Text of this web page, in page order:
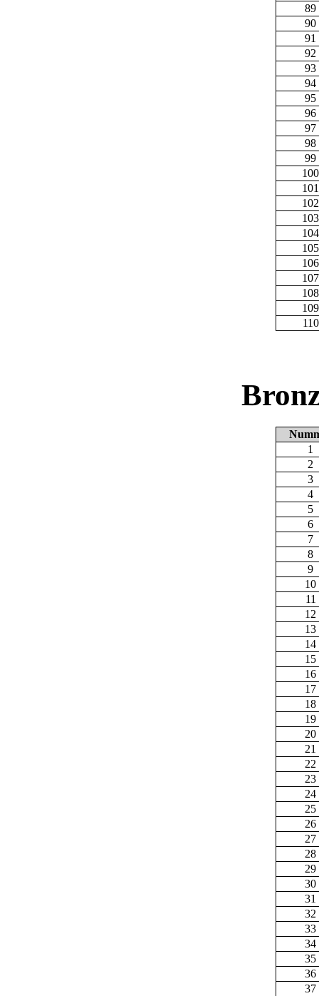
89
90
91
92
93
94
95
96
97
98
99
100
101
102
103
104
105
106
107
108
109
110
1
2
3
4
5
6
7
8
9
10
11
12
13
14
15
16
17
18
19
20
21
22
23
24
25
26
27
28
29
30
31
32
33
34
35
36
37